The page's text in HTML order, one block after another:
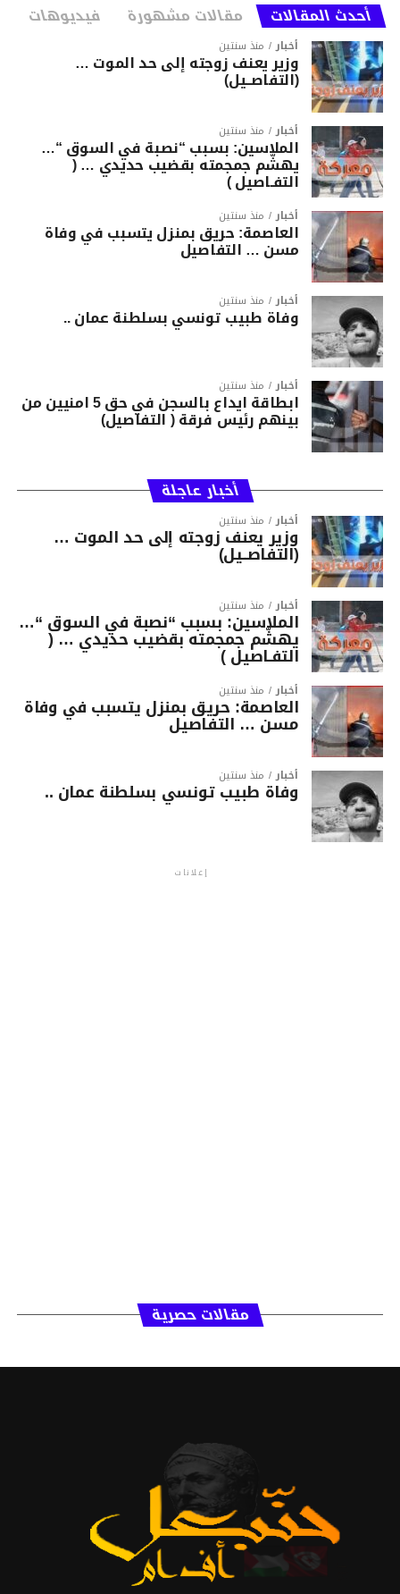
أحدث المقالات مقالات مشهورة فيديوهات
أخبار منذ سنتين
وزير يعنف زوجته إلى حد الموت …
(التفاصــيل)
أخبار منذ سنتين
الملاسين: بسبب “نصبة في السوق “…
يهشّم جمجمته بقضيب حديدي … (
التفـاصيل )
أخبار منذ سنتين
العاصمة: حريق بمنزل يتسبب في وفاة
مسن … التفاصيل
أخبار منذ سنتين
وفاة طبيب تونسي بسلطنة عمان ..
أخبار منذ سنتين
ابطاقة ايداع بالسجن في حق 5 امنيين من
بينهم رئيس فرقة ( التفاصيل)
أخبار عاجلة
أخبار منذ سنتين
وزير يعنف زوجته إلى حد الموت …
(التفاصــيل)
أخبار منذ سنتين
الملاسين: بسبب “نصبة في السوق “…
يهشّم جمجمته بقضيب حديدي … (
التفـاصيل )
أخبار منذ سنتين
العاصمة: حريق بمنزل يتسبب في وفاة
مسن … التفاصيل
أخبار منذ سنتين
وفاة طبيب تونسي بسلطنة عمان ..
إعلانات
مقالات حصرية